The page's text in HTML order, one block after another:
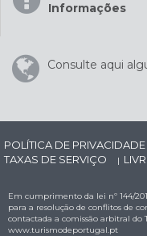
Informações
Consulte aqui
POLÍTICA DE PRIVACIDADE
TAXAS DE SERVIÇO |
Em cumprimento da lei nº 144/
para a resolução de conflitos de
contactada a comissão arbitral do
www.turismodeportugal.pt